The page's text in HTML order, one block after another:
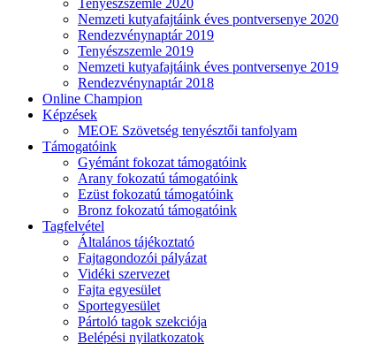
Tenyészszemle 2020
Nemzeti kutyafajtáink éves pontversenye 2020
Rendezvénynaptár 2019
Tenyészszemle 2019
Nemzeti kutyafajtáink éves pontversenye 2019
Rendezvénynaptár 2018
Online Champion
Képzések
MEOE Szövetség tenyésztői tanfolyam
Támogatóink
Gyémánt fokozat támogatóink
Arany fokozatú támogatóink
Ezüst fokozatú támogatóink
Bronz fokozatú támogatóink
Tagfelvétel
Általános tájékoztató
Fajtagondozói pályázat
Vidéki szervezet
Fajta egyesület
Sportegyesület
Pártoló tagok szekciója
Belépési nyilatkozatok